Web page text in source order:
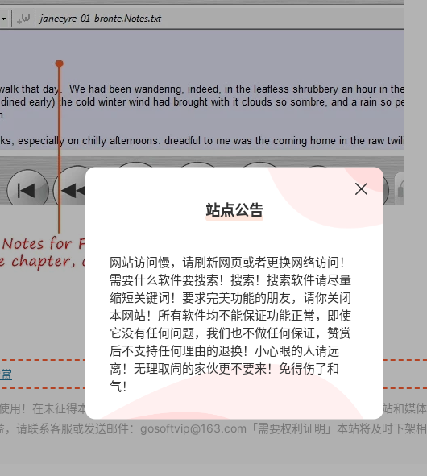
用！在未征得本站同意时，禁止复制、盗用、采集、发布本站内容到任何网站和媒体
请联系客服或发送邮件：gosoftvip@163.com「需要权利证明」本站将及时下架相
站点公告
网站访问慢，请刷新网页或者更换网络访问！
需要什么软件要搜索！搜索！搜索软件请尽量
缩短关键词！要求完美功能的朋友，请你关闭
本网站！所有软件均不能保证功能正常，即使
它没有任何问题，我们也不做任何保证，赞赏
后不支持任何理由的退换！小心眼的人请远
离！无理取闹的家伙更不要来！免得伤了和
气！